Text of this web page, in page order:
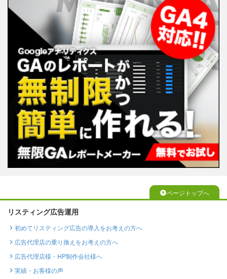
ページトップへ
リスティング広告運用
初めてリスティング広告の導入をお考えの方へ
広告代理店の乗り換えをお考えの方へ
広告代理店様・HP制作会社様へ
実績・お客様の声